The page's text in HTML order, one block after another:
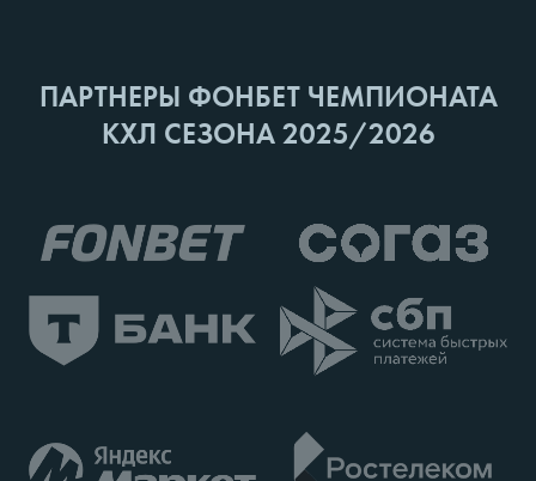
ПАРТНЕРЫ ФОНБЕТ ЧЕМПИОНАТА
КХЛ СЕЗОНА 2025/2026